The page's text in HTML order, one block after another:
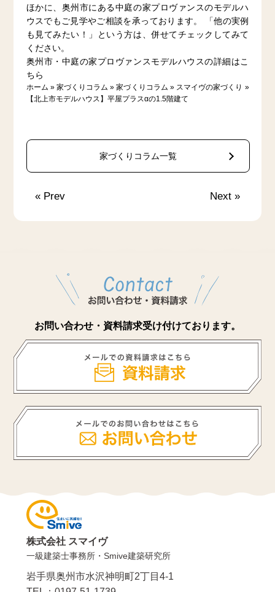
ほかに、奥州市にある中庭の家プロヴァンスのモデルハ
ウスでもご見学やご相談を承っております。 「他の実例
も見てみたい！」という方は、併せてチェックしてみて
ください。
奥州市・中庭の家プロヴァンスモデルハウスの詳細はこ
ちら
ホーム » 家づくりコラム » 家づくりコラム » スマイヴの家づくり »
【北上市モデルハウス】平屋プラスαの1.5階建て
家づくりコラム一覧
« Prev Next»
お問い合わせ・資料請求受け付けております。
株式会社 スマイヴ
一級建築士事務所・Smive建築研究所
岩手県奥州市水沢神明町2丁目4-1